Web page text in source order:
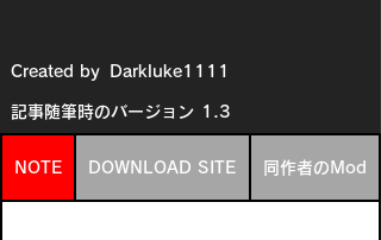
Created by Darkluke1111
記事随筆時のバージョン 1.3
NOTE DOWNLOAD SITE 同作者のMod